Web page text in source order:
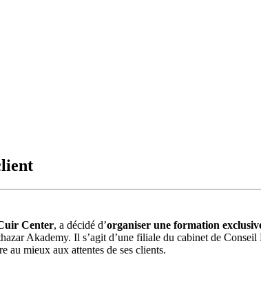
Center, a décidé d’organiser une formation
Akademy. Il s’agit d’une filiale du cabinet de
au mieux aux attentes de ses clients.